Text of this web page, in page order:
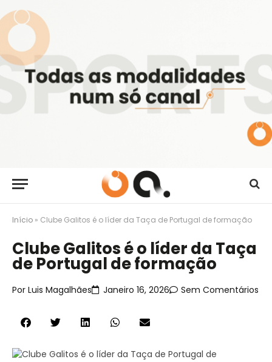
Início » Clube Galitos é o líder da Taça de Portugal de formação
Clube Galitos é o líder da Taça
de Portugal de formação
Por Luis Magalhães Janeiro 16, 2026 Sem Comentários